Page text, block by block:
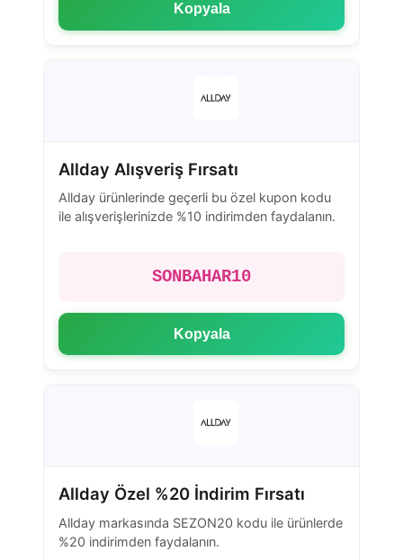
Kopyala
Allday Alışveriş Fırsatı
Allday ürünlerinde geçerli bu özel kupon kodu
ile alışverişlerinizde %10 indirimden faydalanın.
SONBAHAR10
Kopyala
Allday Özel %20 İndirim Fırsatı
Allday markasında SEZON20 kodu ile ürünlerde
%20 indirimden faydalanın.